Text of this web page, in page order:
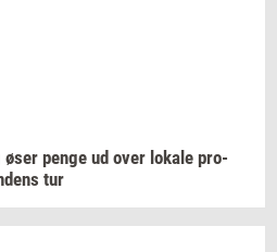
øser penge ud over lo­ka­le pro­
tur